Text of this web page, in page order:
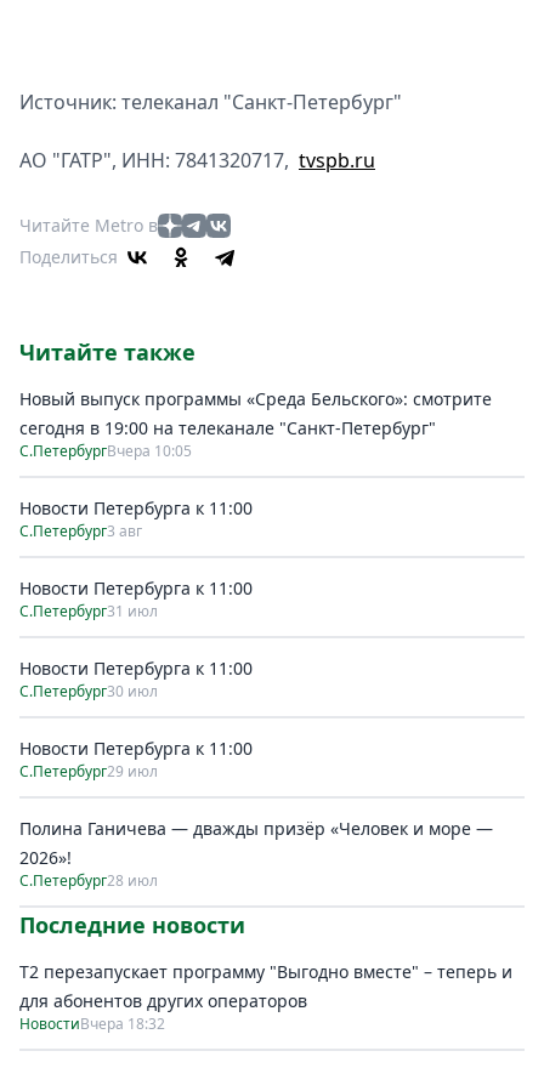
Источник: телеканал "Санкт-Петербург"
АО "ГАТР", ИНН: 7841320717, tvspb.ru
Читайте Metro в
Поделиться
Читайте также
Новый выпуск программы «Среда Бельского»: смотрите
сегодня в 19:00 на телеканале "Санкт-Петербург"
С.ПетербургВчера 10:05
Новости Петербурга к 11:00
С.Петербург3 авг
Новости Петербурга к 11:00
С.Петербург31 июл
Новости Петербурга к 11:00
С.Петербург30 июл
Новости Петербурга к 11:00
С.Петербург29 июл
Полина Ганичева — дважды призёр «Человек и море —
2026»!
С.Петербург28 июл
Последние новости
Т2 перезапускает программу "Выгодно вместе" – теперь и
для абонентов других операторов
НовостиВчера 18:32